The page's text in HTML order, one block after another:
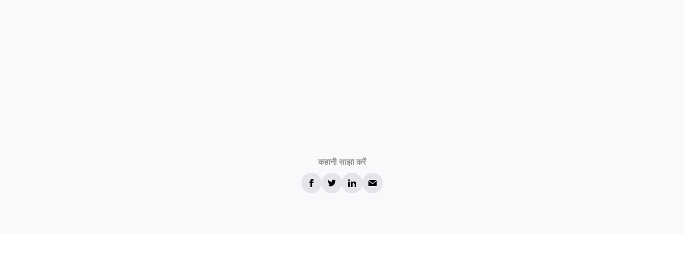
कहानी साझा करें